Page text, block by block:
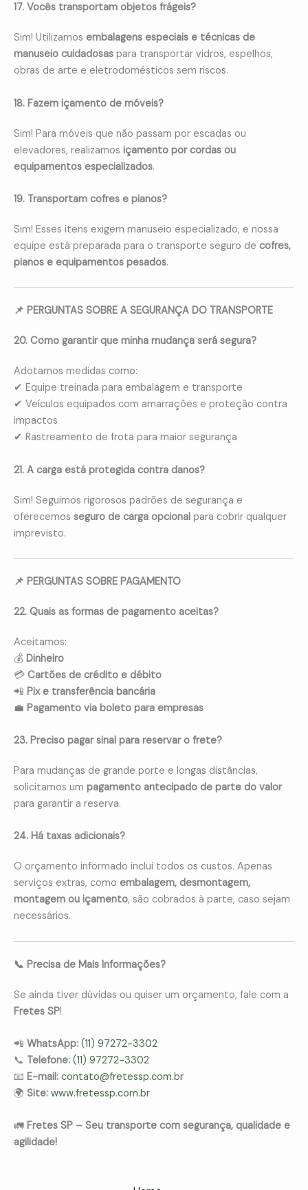
17. Vocês transportam objetos frágeis?
Sim! Utilizamos embalagens especiais e técnicas de
manuseio cuidadosas para transportar vidros, espelhos,
obras de arte e eletrodomésticos sem riscos.
18. Fazem içamento de móveis?
Sim! Para móveis que não passam por escadas ou
elevadores, realizamos içamento por cordas ou
equipamentos especializados.
19. Transportam cofres e pianos?
Sim! Esses itens exigem manuseio especializado, e nossa
equipe está preparada para o transporte seguro de cofres,
pianos e equipamentos pesados.
📌 PERGUNTAS SOBRE A SEGURANÇA DO TRANSPORTE
20. Como garantir que minha mudança será segura?
Adotamos medidas como:
✔ Equipe treinada para embalagem e transporte
✔ Veículos equipados com amarrações e proteção contra
impactos
✔ Rastreamento de frota para maior segurança
21. A carga está protegida contra danos?
Sim! Seguimos rigorosos padrões de segurança e
oferecemos seguro de carga opcional para cobrir qualquer
imprevisto.
📌 PERGUNTAS SOBRE PAGAMENTO
22. Quais as formas de pagamento aceitas?
Aceitamos:
💰 Dinheiro
💳 Cartões de crédito e débito
📲 Pix e transferência bancária
💼 Pagamento via boleto para empresas
23. Preciso pagar sinal para reservar o frete?
Para mudanças de grande porte e longas distâncias,
solicitamos um pagamento antecipado de parte do valor
para garantir a reserva.
24. Há taxas adicionais?
O orçamento informado inclui todos os custos. Apenas
serviços extras, como embalagem, desmontagem,
montagem ou içamento, são cobrados à parte, caso sejam
necessários.
📞 Precisa de Mais Informações?
Se ainda tiver dúvidas ou quiser um orçamento, fale com a
Fretes SP!
📲 WhatsApp: (11) 97272-3302
📞 Telefone: (11) 97272-3302
📧 E-mail: contato@fretessp.com.br
🌍 Site: www.fretessp.com.br
🚛 Fretes SP – Seu transporte com segurança, qualidade e
agilidade!